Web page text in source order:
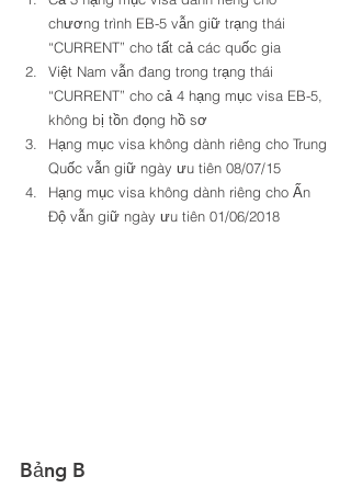
chương trình EB-5 vẫn giữ trạng thái
“CURRENT” cho tất cả các quốc gia
Việt Nam vẫn đang trong trạng thái
“CURRENT” cho cả 4 hạng mục visa EB-5,
không bị tồn đọng hồ sơ
Hạng mục visa không dành riêng cho Trung
Quốc vẫn giữ ngày ưu tiên 08/07/15
Hạng mục visa không dành riêng cho Ấn
Độ vẫn giữ ngày ưu tiên 01/06/2018
Bảng B